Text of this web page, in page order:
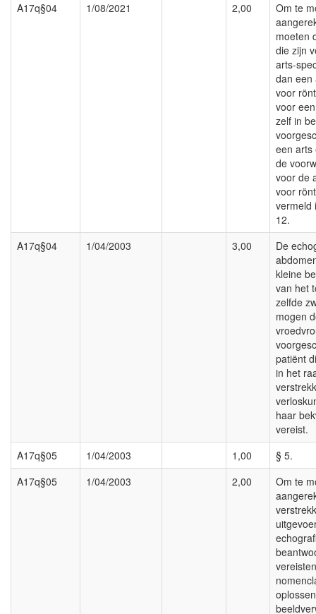
A17q§04
1/08/2021 2,00
Om te
moeten
die zijn
arts-
dan een
voor
voor
zelf in
een arts
de
voor de
voor
vermeld
12.
A17q§04
1/04/2003 3,00
De
kleine
van het
zelfde
mogen
patiënt
in het
haar
vereist.
A17q§05
1/04/2003 1,00
§ 5.
A17q§05
1/04/2003 2,00
Om te